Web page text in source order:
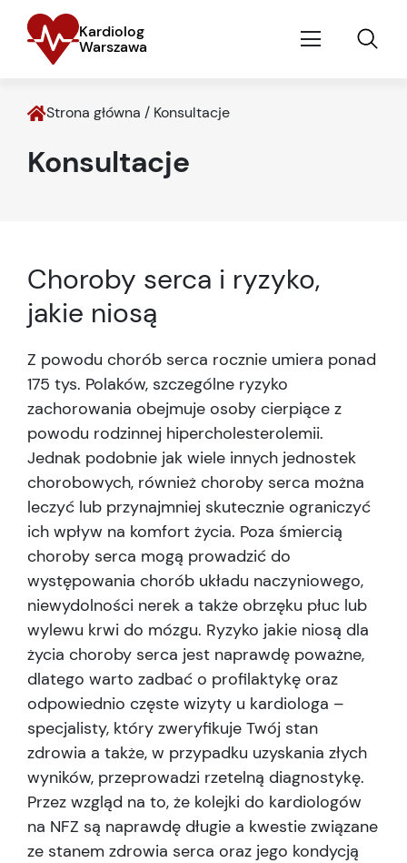
Kardiolog
Warszawa
Strona główna / Konsultacje
Konsultacje
Choroby serca i ryzyko,
jakie niosą
Z powodu chorób serca rocznie umiera ponad
175 tys. Polaków, szczególne ryzyko
zachorowania obejmuje osoby cierpiące z
powodu rodzinnej hipercholesterolemii.
Jednak podobnie jak wiele innych jednostek
chorobowych, również choroby serca można
leczyć lub przynajmniej skutecznie ograniczyć
ich wpływ na komfort życia. Poza śmiercią
choroby serca mogą prowadzić do
występowania chorób układu naczyniowego,
niewydolności nerek a także obrzęku płuc lub
wylewu krwi do mózgu. Ryzyko jakie niosą dla
życia choroby serca jest naprawdę poważne,
dlatego warto zadbać o profilaktykę oraz
odpowiednio częste wizyty u kardiologa –
specjalisty, który zweryfikuje Twój stan
zdrowia a także, w przypadku uzyskania złych
wyników, przeprowadzi rzetelną diagnostykę.
Przez wzgląd na to, że kolejki do kardiologów
na NFZ są naprawdę długie a kwestie związane
ze stanem zdrowia serca oraz jego kondycją